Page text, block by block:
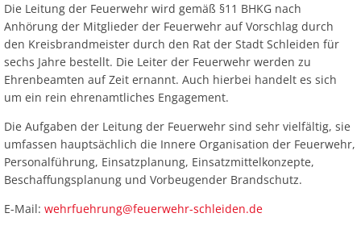
Die Leitung der Feuerwehr wird gemäß §11 BHKG nach
Anhörung der Mitglieder der Feuerwehr auf Vorschlag durch
den Kreisbrandmeister durch den Rat der Stadt Schleiden für
sechs Jahre bestellt. Die Leiter der Feuerwehr werden zu
Ehrenbeamten auf Zeit ernannt. Auch hierbei handelt es sich
um ein rein ehrenamtliches Engagement.
Die Aufgaben der Leitung der Feuerwehr sind sehr vielfältig, sie
umfassen hauptsächlich die Innere Organisation der Feuerwehr,
Personalführung, Einsatzplanung, Einsatzmittelkonzepte,
Beschaffungsplanung und Vorbeugender Brandschutz.
E-Mail: wehrfuehrung@feuerwehr-schleiden.de